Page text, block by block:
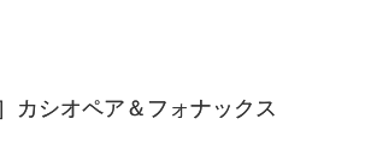
カシオペア＆フォナックス